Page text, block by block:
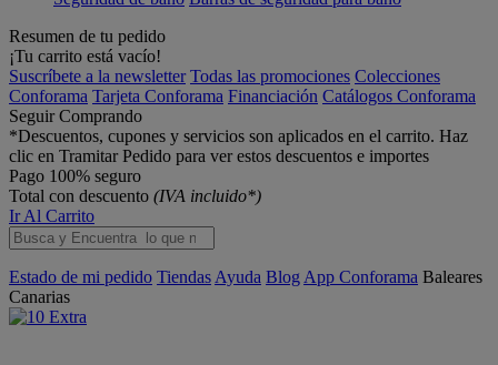
Resumen de tu pedido
¡Tu carrito está vacío!
Suscríbete a la newsletter Todas las promociones Colecciones
Conforama Tarjeta Conforama Financiación Catálogos Conforama
Seguir Comprando
*Descuentos, cupones y servicios son aplicados en el carrito. Haz
clic en Tramitar Pedido para ver estos descuentos e importes
Pago 100% seguro
Total con descuento (IVA incluido*)
Ir Al Carrito
Estado de mi pedido Tiendas Ayuda Blog App Conforama Baleares
Canarias